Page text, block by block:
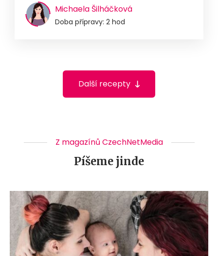
Michaela Šilháčková
Doba přípravy: 2 hod
Další recepty
Z magazínů CzechNetMedia
Píšeme jinde